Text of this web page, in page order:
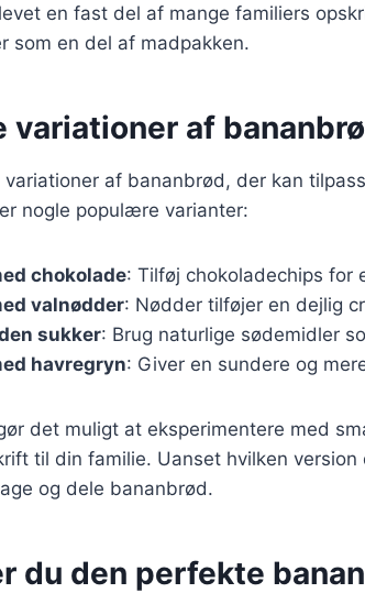
en fast del af mange familiers
som en del af madpakken.
variationer af
variationer af bananbrød, der kan
nogle populære varianter:
chokolade: Tilføj chokoladechips for
valnødder: Nødder tilføjer en dejlig
sukker: Brug naturlige sødemidler
havregryn: Giver en sundere og
det muligt at eksperimentere med
til din familie. Uanset hvilken
og dele bananbrød.
du den perfekte